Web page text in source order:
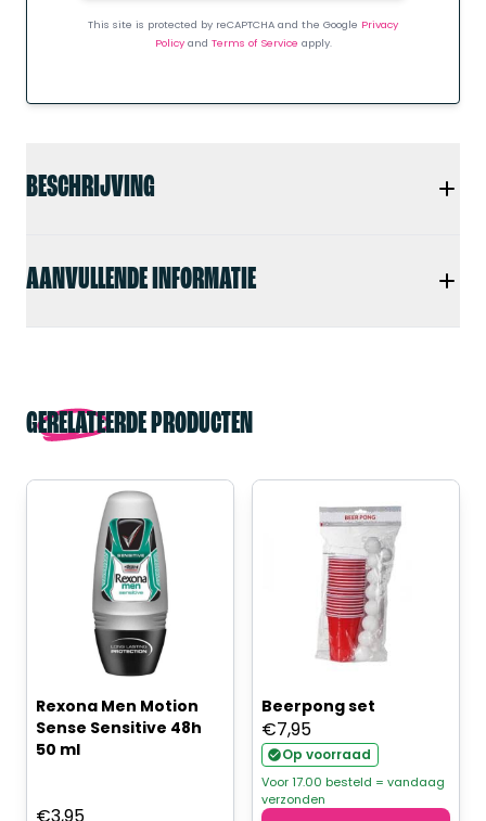
BESCHRIJVING
AANVULLENDE INFORMATIE
This site is protected by reCAPTCHA and the Google Privacy
Policy and Terms of Service apply.
GERELATEERDE PRODUCTEN
Rexona Men Motion
Sense Sensitive 48h
50 ml
Beerpong set
€7,95
Op voorraad
Voor 17.00 besteld = vandaag
verzonden